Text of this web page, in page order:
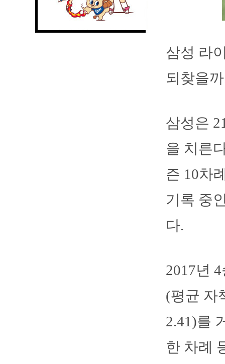
삼성 라
되찾을
삼성은
을 치른
즌 10차
기록 중
다.
2017년
(평균 자
2.41)를
한 차례